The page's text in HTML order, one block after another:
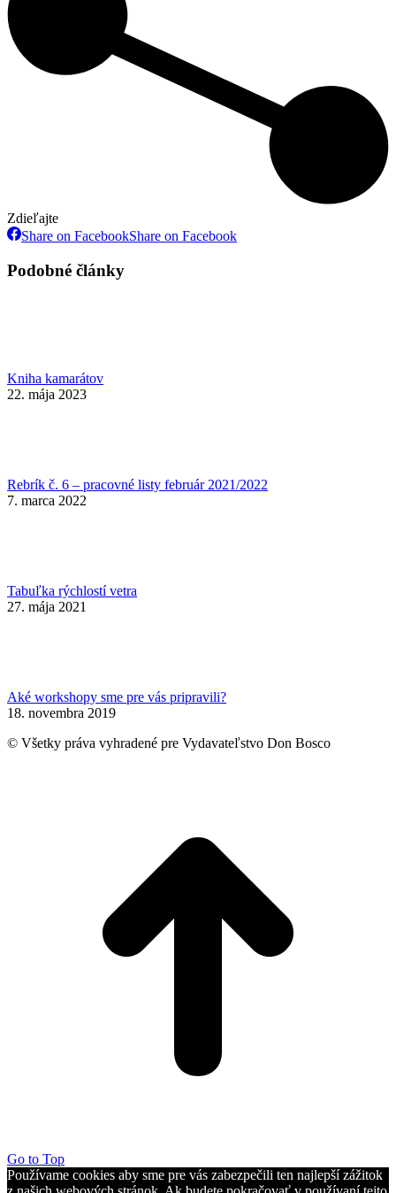
Zdieľajte
Share on FacebookShare on Facebook
Podobné články
Kniha kamarátov
22. mája 2023
Rebrík č. 6 – pracovné listy február 2021/2022
7. marca 2022
Tabuľka rýchlostí vetra
27. mája 2021
Aké workshopy sme pre vás pripravili?
18. novembra 2019
© Všetky práva vyhradené pre Vydavateľstvo Don Bosco
Go to Top
Používame cookies aby sme pre vás zabezpečili ten najlepší zážitok